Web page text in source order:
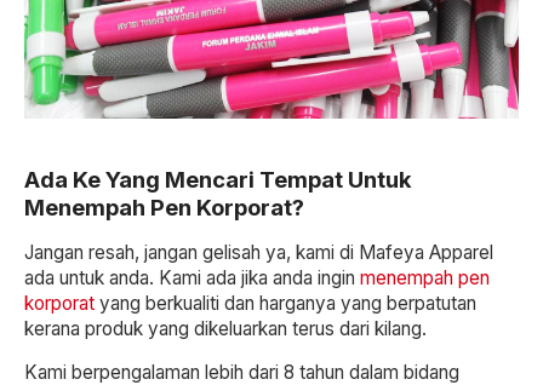
Ada Ke Yang Mencari Tempat Untuk
Menempah Pen Korporat?
Jangan resah, jangan gelisah ya, kami di Mafeya Apparel
ada untuk anda. Kami ada jika anda ingin menempah pen
korporat yang berkualiti dan harganya yang berpatutan
kerana produk yang dikeluarkan terus dari kilang.
Kami berpengalaman lebih dari 8 tahun dalam bidang